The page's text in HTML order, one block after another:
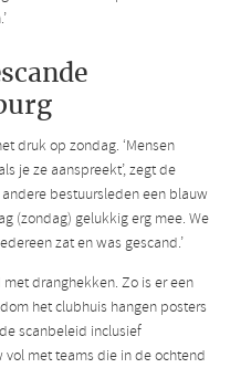
druk op zondag. ‘Mensen
je ze aanspreekt’, zegt de
bestuursleden een blauw
(zondag) gelukkig erg mee. We
zat en was gescand.’
dranghekken. Zo is er een
het clubhuis hangen posters
scanbeleid inclusief
met teams die in de ochtend